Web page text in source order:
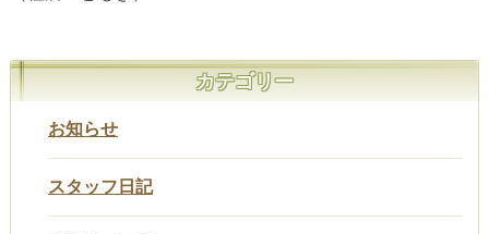
カテゴリー
お知らせ
スタッフ日記